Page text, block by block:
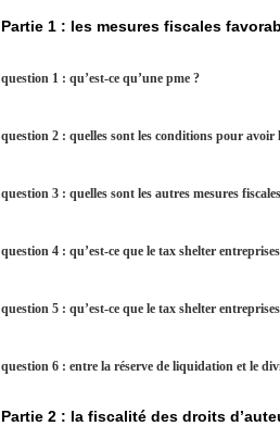
Partie 1 : les mesures fiscales
question 1 : qu’est-ce qu’une pme ?
question 2 : quelles sont les conditions pour avoir
question 3 : quelles sont les autres mesures
question 4 : qu’est-ce que le tax shelter
question 5 : qu’est-ce que le tax shelter
question 6 : entre la réserve de liquidation et le
Partie 2 : la fiscalité des droits